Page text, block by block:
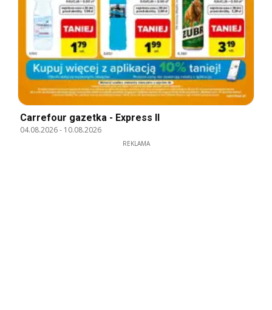
Carrefour gazetka - Express II
04.08.2026- 10.08.2026
REKLAMA